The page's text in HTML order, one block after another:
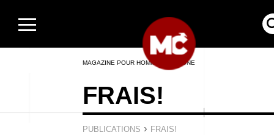
MAGAZINE POUR HOMMES EN LIGNE
FRAIS!
PUBLICATIONS › FRAIS!